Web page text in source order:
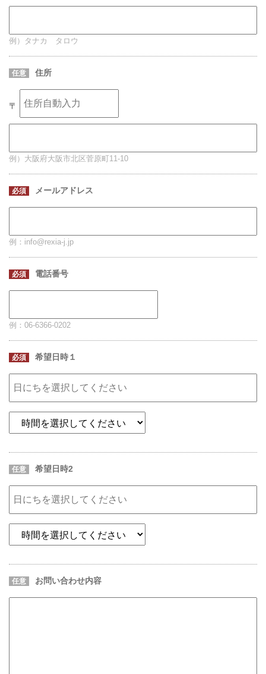
例）タナカ タロウ
任意 住所
〒
例）大阪府大阪市北区菅原町11-10
必須 メールアドレス
例：info@rexia-j.jp
必須 電話番号
例：06-6366-0202
必須 希望日時１
任意 希望日時2
任意 お問い合わせ内容